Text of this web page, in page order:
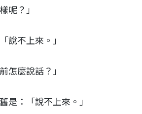
呢？」
說不上來。」
怎麼說話？」
是：「說不上來。」